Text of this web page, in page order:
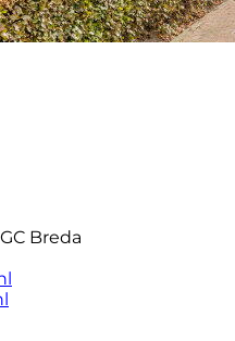
Breda